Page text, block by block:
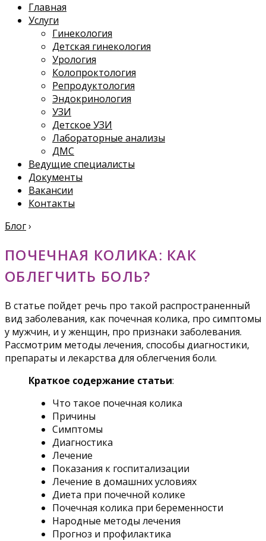
Главная
Услуги
Гинекология
Детская гинекология
Урология
Колопроктология
Репродуктология
Эндокринология
УЗИ
Детское УЗИ
Лабораторные анализы
ДМС
Ведущие специалисты
Документы
Вакансии
Контакты
Блог›
ПОЧЕЧНАЯ КОЛИКА: КАК
ОБЛЕГЧИТЬ БОЛЬ?
В статье пойдет речь про такой распространенный
вид заболевания, как почечная колика, про симптомы
у мужчин, и у женщин, про признаки заболевания.
Рассмотрим методы лечения, способы диагностики,
препараты и лекарства для облегчения боли.
Краткое содержание статьи:
Что такое почечная колика
Причины
Симптомы
Диагностика
Лечение
Показания к госпитализации
Лечение в домашних условиях
Диета при почечной колике
Почечная колика при беременности
Народные методы лечения
Прогноз и профилактика